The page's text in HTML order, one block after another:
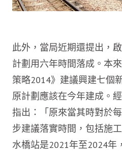
此外，當局近期還提出，
計劃用六年時間落成。本
策略2014》建議興建七個
原計劃應該在今年建成。
指出：「原來當其時對於
步建議落實時間，包括施
水橋站是2021年至2024年